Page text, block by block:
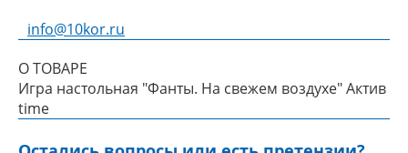
info@10kor.ru
О ТОВАРЕ
Игра настольная "Фанты. На свежем воздухе" Актив
time